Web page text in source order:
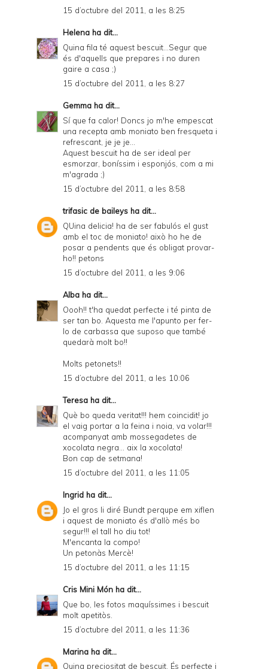
15 d’octubre del 2011, a les 8:25
Helena ha dit...
Quina fila té aquest bescuit...Segur que
és d'aquells que prepares i no duren
gaire a casa ;)
15 d’octubre del 2011, a les 8:27
Gemma ha dit...
Sí que fa calor! Doncs jo m'he empescat
una recepta amb moniato ben fresqueta i
refrescant, je je je...
Aquest bescuit ha de ser ideal per
esmorzar, boníssim i esponjós, com a mi
m'agrada ;)
15 d’octubre del 2011, a les 8:58
trifasic de baileys ha dit...
QUina delicia! ha de ser fabulós el gust
amb el toc de moniato! això ho he de
posar a pendents que és obligat provar-
ho!! petons
15 d’octubre del 2011, a les 9:06
Alba ha dit...
Oooh!! t'ha quedat perfecte i té pinta de
ser tan bo. Aquesta me l'apunto per fer-
lo de carbassa que suposo que també
quedarà molt bo!!
Molts petonets!!
15 d’octubre del 2011, a les 10:06
Teresa ha dit...
Què bo queda veritat!!! hem coincidit! jo
el vaig portar a la feina i noia, va volar!!!
acompanyat amb mossegadetes de
xocolata negra... aix la xocolata!
Bon cap de setmana!
15 d’octubre del 2011, a les 11:05
Ingrid ha dit...
Jo el gros li diré Bundt perqupe em xiflen
i aquest de moniato és d'allò més bo
segur!!! el tall ho diu tot!
M'encanta la compo!
Un petonàs Mercè!
15 d’octubre del 2011, a les 11:15
Cris Mini Món ha dit...
Que bo, les fotos maquíssimes i bescuit
molt apetitòs.
15 d’octubre del 2011, a les 11:36
Marina ha dit...
Quina preciositat de bescuit. És perfecte i